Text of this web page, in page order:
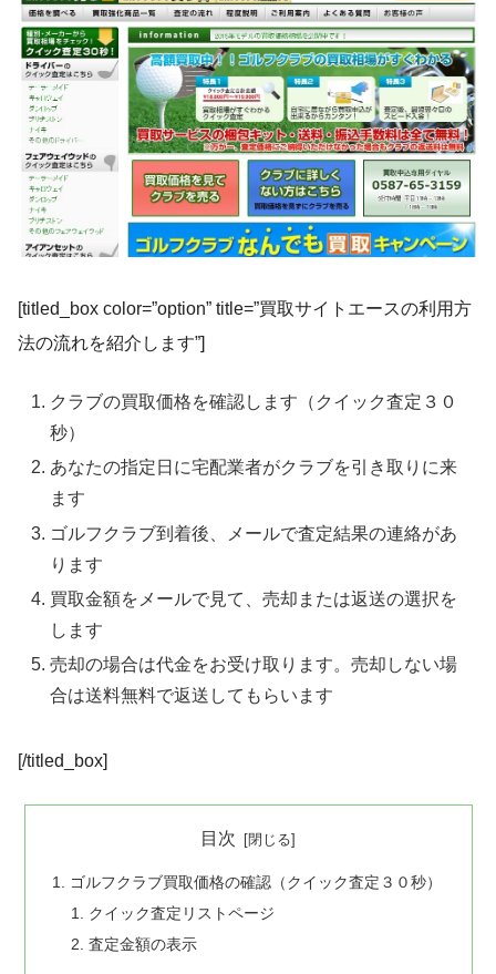
[titled_box color=”option” title=”買取サイトエースの利用方
法の流れを紹介します”]
クラブの買取価格を確認します（クイック査定３０
秒）
あなたの指定日に宅配業者がクラブを引き取りに来
ます
ゴルフクラブ到着後、メールで査定結果の連絡があ
ります
買取金額をメールで見て、売却または返送の選択を
します
売却の場合は代金をお受け取ります。売却しない場
合は送料無料で返送してもらいます
[/titled_box]
目次
ゴルフクラブ買取価格の確認（クイック査定３０秒）
クイック査定リストページ
査定金額の表示